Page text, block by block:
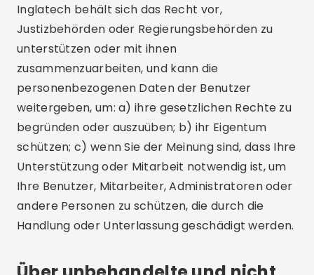
Inglatech behält sich das Recht vor,
Justizbehörden oder Regierungsbehörden zu
unterstützen oder mit ihnen
zusammenzuarbeiten, und kann die
personenbezogenen Daten der Benutzer
weitergeben, um: a) ihre gesetzlichen Rechte zu
begründen oder auszuüben; b) ihr Eigentum
schützen; c) wenn Sie der Meinung sind, dass Ihre
Unterstützung oder Mitarbeit notwendig ist, um
Ihre Benutzer, Mitarbeiter, Administratoren oder
andere Personen zu schützen, die durch die
Handlung oder Unterlassung geschädigt werden.